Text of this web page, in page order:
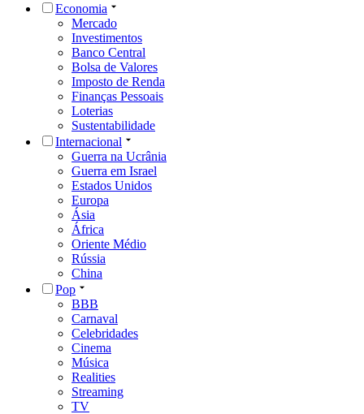
Economia
Mercado
Investimentos
Banco Central
Bolsa de Valores
Imposto de Renda
Finanças Pessoais
Loterias
Sustentabilidade
Internacional
Guerra na Ucrânia
Guerra em Israel
Estados Unidos
Europa
Ásia
África
Oriente Médio
Rússia
China
Pop
BBB
Carnaval
Celebridades
Cinema
Música
Realities
Streaming
TV